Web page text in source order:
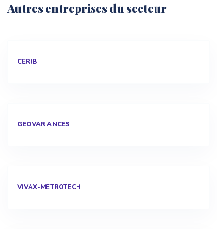
Autres entreprises du secteur
CERIB
GEOVARIANCES
VIVAX-METROTECH